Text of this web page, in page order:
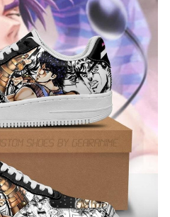
Adventure – Style manga